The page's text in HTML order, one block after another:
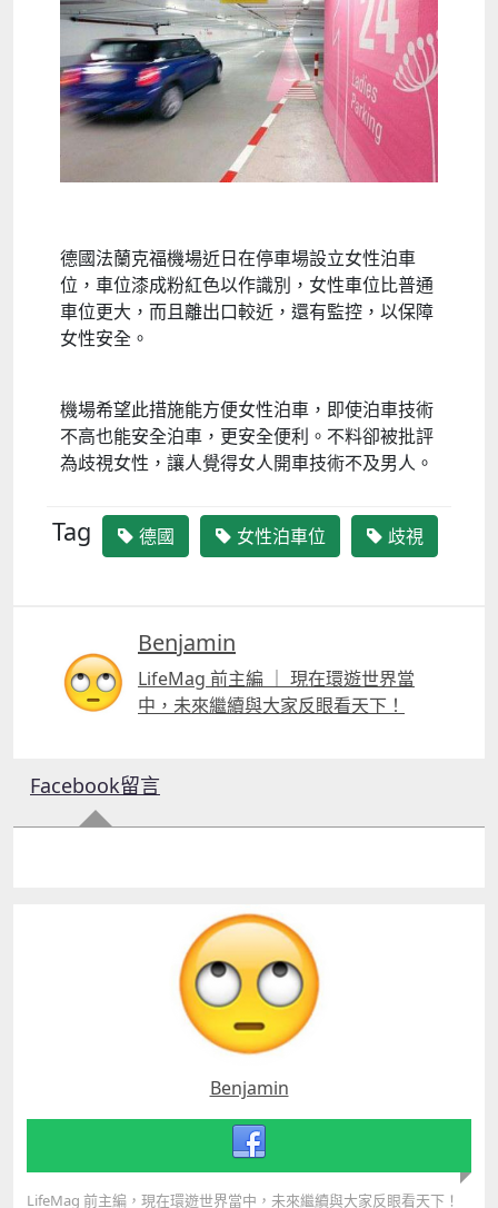
德國法蘭克福機場近日在停車場設立女性泊車
位，車位漆成粉紅色以作識別，女性車位比普通
車位更大，而且離出口較近，還有監控，以保障
女性安全。
機場希望此措施能方便女性泊車，即使泊車技術
不高也能安全泊車，更安全便利。不料卻被批評
為歧視女性，讓人覺得女人開車技術不及男人。
Tag 德國 女性泊車位 歧視
Benjamin
LifeMag 前主編 ｜ 現在環遊世界當
中，未來繼續與大家反眼看天下！
Facebook留言
Benjamin
LifeMag 前主編，現在環遊世界當中，未來繼續與大家反眼看天下！